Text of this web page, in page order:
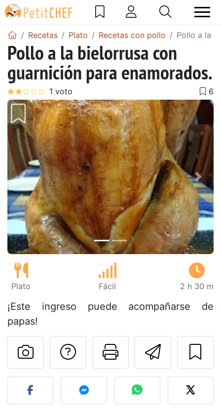
Recetas Plato Recetas con pollo Pollo a la
Pollo a la bielorrusa con
guarnición para enamorados.
Anterior
Plato Fácil 2 h 30 m
¡Este ingreso puede acompañarse de
papas!
Imprimir
Preguntar al autor
Publicar la foto de esta